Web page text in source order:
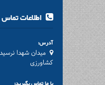
اطلاعات تماس
آدرس:
میدان شهدا
کشاورزی